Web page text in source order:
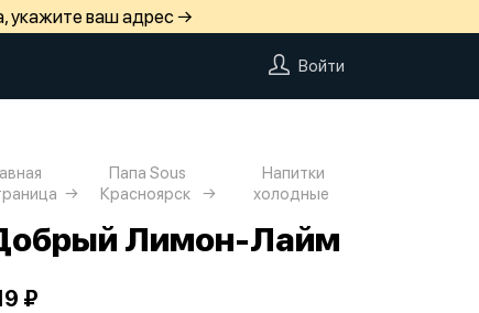
укажите ваш адрес →
Войти
Папа Sous
Красноярск
Напитки
холодные
Лимон-Лайм
₽